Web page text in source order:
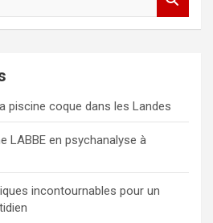
piscine coque dans les Landes
LABBE en psychanalyse à
incontournables pour un